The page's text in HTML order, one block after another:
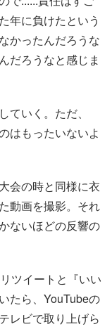
年に負けたという
かったんだろうな
だろうなと感じま
いく。ただ、
はもったいないよ
会の時と同様に衣
動画を撮影。それ
ないほどの反響の
ツイートと『いい
たら、YouTubeの
レビで取り上げら